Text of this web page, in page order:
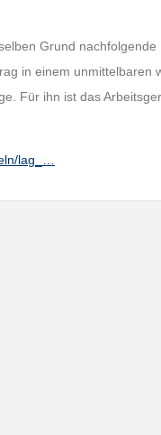
Grund nachfolgende
in einem unmittelbaren
Für ihn ist das
lag_…